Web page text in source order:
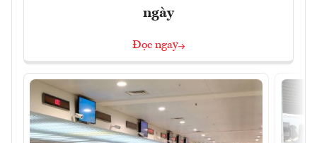
ngày
Đọc ngay